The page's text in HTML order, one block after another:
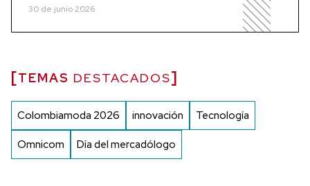
30 de junio 2026
TEMAS DESTACADOS
Colombiamoda 2026 innovación Tecnología
Omnicom Día del mercadólogo